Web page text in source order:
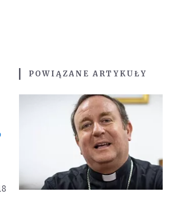
POWIĄZANE ARTYKUŁY